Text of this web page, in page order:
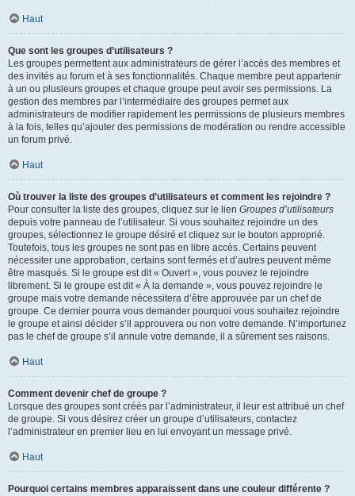
Haut
Que sont les groupes d’utilisateurs ?
Les groupes permettent aux administrateurs de gérer l’accès des membres et
des invités au forum et à ses fonctionnalités. Chaque membre peut appartenir
à un ou plusieurs groupes et chaque groupe peut avoir ses permissions. La
gestion des membres par l’intermédiaire des groupes permet aux
administrateurs de modifier rapidement les permissions de plusieurs membres
à la fois, telles qu’ajouter des permissions de modération ou rendre accessible
un forum privé.
Haut
Où trouver la liste des groupes d’utilisateurs et comment les rejoindre ?
Pour consulter la liste des groupes, cliquez sur le lien Groupes d’utilisateurs
depuis votre panneau de l’utilisateur. Si vous souhaitez rejoindre un des
groupes, sélectionnez le groupe désiré et cliquez sur le bouton approprié.
Toutefois, tous les groupes ne sont pas en libre accès. Certains peuvent
nécessiter une approbation, certains sont fermés et d’autres peuvent même
être masqués. Si le groupe est dit « Ouvert », vous pouvez le rejoindre
librement. Si le groupe est dit « À la demande », vous pouvez rejoindre le
groupe mais votre demande nécessitera d’être approuvée par un chef de
groupe. Ce dernier pourra vous demander pourquoi vous souhaitez rejoindre
le groupe et ainsi décider s’il approuvera ou non votre demande. N’importunez
pas le chef de groupe s’il annule votre demande, il a sûrement ses raisons.
Haut
Comment devenir chef de groupe ?
Lorsque des groupes sont créés par l’administrateur, il leur est attribué un chef
de groupe. Si vous désirez créer un groupe d’utilisateurs, contactez
l’administrateur en premier lieu en lui envoyant un message privé.
Haut
Pourquoi certains membres apparaissent dans une couleur différente ?